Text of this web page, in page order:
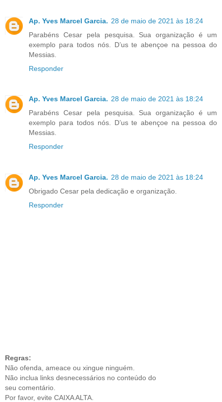
Ap. Yves Marcel Garcia. 28 de maio de 2021 às 18:24
Parabéns Cesar pela pesquisa. Sua organização é um
exemplo para todos nós. D’us te abençoe na pessoa do
Messias.
Responder
Ap. Yves Marcel Garcia. 28 de maio de 2021 às 18:24
Parabéns Cesar pela pesquisa. Sua organização é um
exemplo para todos nós. D’us te abençoe na pessoa do
Messias.
Responder
Ap. Yves Marcel Garcia. 28 de maio de 2021 às 18:24
Obrigado Cesar pela dedicação e organização.
Responder
Regras:
Não ofenda, ameace ou xingue ninguém.
Não inclua links desnecessários no conteúdo do
seu comentário.
Por favor, evite CAIXA ALTA.